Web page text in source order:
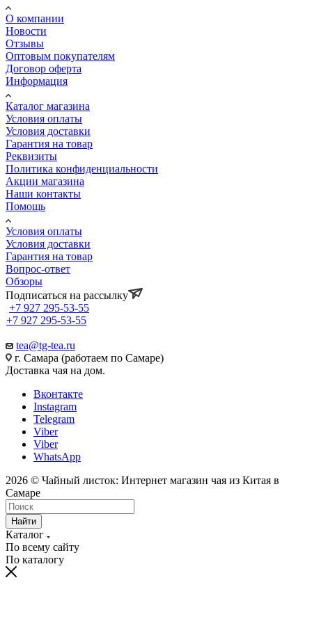
О компании
Новости
Отзывы
Оптовым покупателям
Договор оферта
Информация
Каталог магазина
Условия оплаты
Условия доставки
Гарантия на товар
Реквизиты
Политика конфиденциальности
Акции магазина
Наши контакты
Помощь
Условия оплаты
Условия доставки
Гарантия на товар
Вопрос-ответ
Обзоры
Подписаться на рассылку
+7 927 295-53-55
+7 927 295-53-55
tea@tg-tea.ru
г. Самара (работаем по Самаре)
Доставка чая на дом.
Вконтакте
Instagram
Telegram
Viber
Viber
WhatsApp
2026 © Чайный листок: Интернет магазин чая из Китая в
Самаре
Найти
Каталог
По всему сайту
По каталогу